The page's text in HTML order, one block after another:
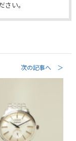
い。
次の記事へ ＞